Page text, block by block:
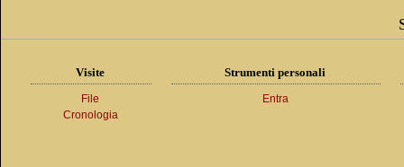
Visite
File
Cronologia
Strumenti personali
Entra